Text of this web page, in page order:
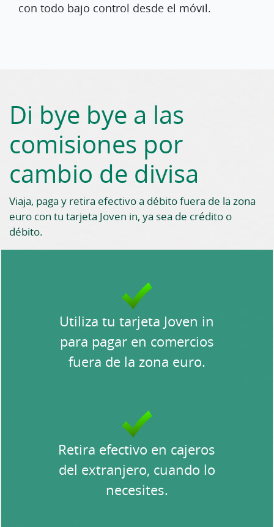
con todo bajo control desde el móvil.
Di bye bye a las
comisiones por
cambio de divisa
Viaja, paga y retira efectivo a débito fuera de la zona
euro con tu tarjeta Joven in, ya sea de crédito o
débito.
Utiliza tu tarjeta Joven in
para pagar en comercios
fuera de la zona euro.
Retira efectivo en cajeros
del extranjero, cuando lo
necesites.